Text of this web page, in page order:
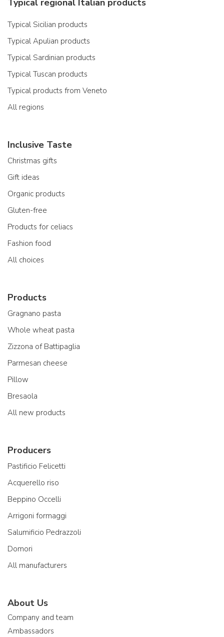
Typical Sicilian products
Typical Apulian products
Typical Sardinian products
Typical Tuscan products
Typical products from Veneto
All regions
Inclusive Taste
Christmas gifts
Gift ideas
Organic products
Gluten-free
Products for celiacs
Fashion food
All choices
Products
Gragnano pasta
Whole wheat pasta
Zizzona of Battipaglia
Parmesan cheese
Pillow
Bresaola
All new products
Producers
Pastificio Felicetti
Acquerello riso
Beppino Occelli
Arrigoni formaggi
Salumificio Pedrazzoli
Domori
All manufacturers
About Us
Company and team
Ambassadors